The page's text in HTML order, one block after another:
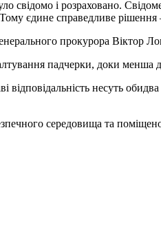
єдине справедливе рішення
прокурора Віктор
падчерки, доки менша
відповідальність несуть
середовища та поміщено